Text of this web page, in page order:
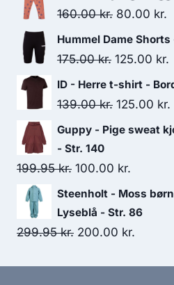
160.00kr. Original
price
was:
80.00 kr.
Hummel Dame
175.00kr. Original
price
was:
125.00 kr.
ID - Herre t-shirt -
139.00kr. Original
price
139.00 kr..
125.00 kr.
Guppy - Pige sweat
- Str. 140
199.95kr. Original
price
was:
199.95 kr..
100.00 kr.
price
is:
100.00
Steenholt - Moss
Lyseblå - Str. 86
299.95kr. Original
200.00 kr.